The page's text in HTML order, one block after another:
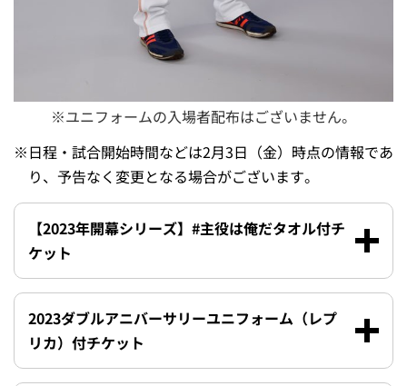
※ユニフォームの入場者配布はございません。
※日程・試合開始時間などは2月3日（金）時点の情報であ
り、予告なく変更となる場合がございます。
【2023年開幕シリーズ】#主役は俺だタオル付チ
ケット
2023ダブルアニバーサリーユニフォーム（レプ
リカ）付チケット